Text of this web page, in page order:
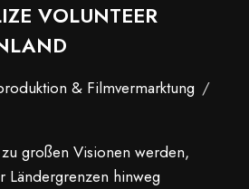
VOLUNTEER
& Filmvermarktung
großen Visionen werden,
Ländergrenzen hinweg